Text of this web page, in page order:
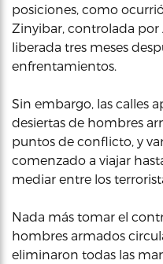
posiciones, como
Zinyibar, controlada por
liberada tres meses
enfrentamientos.
Sin embargo, las calles
desiertas de hombres
puntos de conflicto, y
comenzado a viajar
mediar entre los
Nada más tomar el
hombres armados
eliminaron todas las